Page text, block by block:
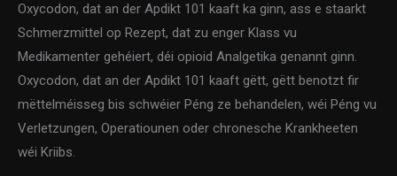
Oxycodon, dat an der Apdikt 101 kaaft ka ginn, ass e staarkt
Schmerzmittel op Rezept, dat zu enger Klass vu
Medikamenter gehéiert, déi opioid Analgetika genannt ginn.
Oxycodon, dat an der Apdikt 101 kaaft gëtt, gëtt benotzt fir
mëttelméisseg bis schwéier Péng ze behandelen, wéi Péng vu
Verletzungen, Operatiounen oder chronesche Krankheeten
wéi Kriibs.